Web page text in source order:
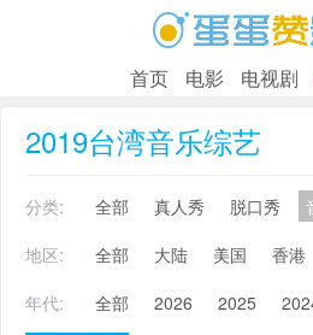
首页 电影 电视剧
2019台湾音乐综艺
分类: 全部 真人秀 脱口秀
地区:
全部 大陆 美国 香港
年代:
全部 2026 2025